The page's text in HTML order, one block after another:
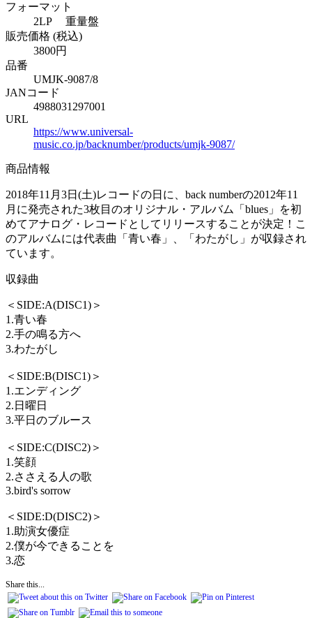
フォーマット
2LP 重量盤
販売価格 (税込)
3800円
品番
UMJK-9087/8
JANコード
4988031297001
URL
https://www.universal-
music.co.jp/backnumber/products/umjk-9087/
商品情報
2018年11月3日(土)レコードの日に、back numberの2012年11
月に発売された3枚目のオリジナル・アルバム「blues」を初
めてアナログ・レコードとしてリリースすることが決定！こ
のアルバムには代表曲「青い春」、「わたがし」が収録され
ています。
収録曲
＜SIDE:A(DISC1)＞
1.青い春
2.手の鳴る方へ
3.わたがし
＜SIDE:B(DISC1)＞
1.エンディング
2.日曜日
3.平日のブルース
＜SIDE:C(DISC2)＞
1.笑顔
2.ささえる人の歌
3.bird's sorrow
＜SIDE:D(DISC2)＞
1.助演女優症
2.僕が今できることを
3.恋
Share this...